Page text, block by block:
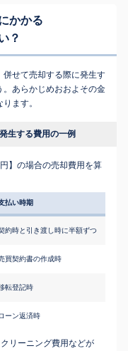
かかる
？
せて売却する際に発生す
あらかじめおおよその金
ます。
生する費用の一例
】の場合の売却費用を算
払い時期
約時と引き渡し時に半額ずつ
買契約書の作成時
転登記時
ーン返済時
リーニング費用などが